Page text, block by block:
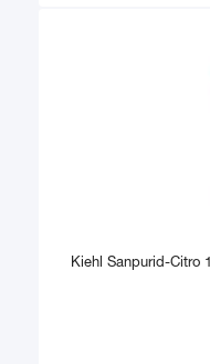
Kiehl Sanpurid-Citro